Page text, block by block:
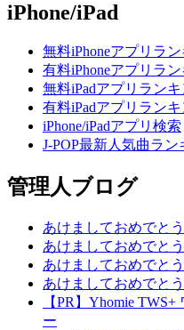
iPhone/iPad
無料iPhoneアプリラ
有料iPhoneアプリラ
無料iPadアプリラン
有料iPadアプリラン
iPhone/iPadアプリ検索
J-POP最新人気曲ラン
管理人ブログ
あけましておめでと
あけましておめでと
あけましておめでと
あけましておめでと
【PR】Yhomie
ー